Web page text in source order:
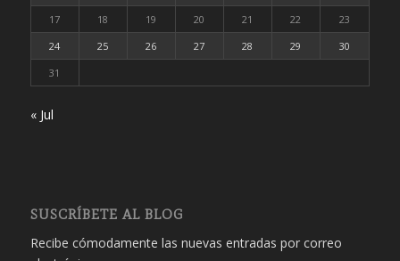
17
18 19 20 21 22
23
24
25 26 27 28 29
30
31
« Jul
SUSCRÍBETE AL BLOG
Recibe cómodamente las nuevas entradas por correo